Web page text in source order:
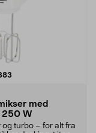
med
250 W
turbo – for alt fra
av 5 stjerner